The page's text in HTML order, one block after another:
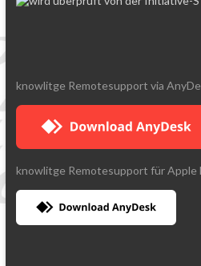
knowlitge Remotesupport via
knowlitge Remotesupport für Apple